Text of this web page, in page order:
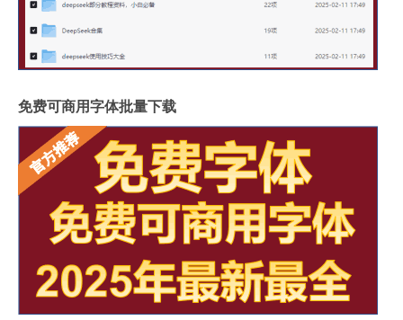
免费可商用字体批量下载